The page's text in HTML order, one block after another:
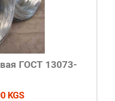
ГОСТ 13073-
KGS